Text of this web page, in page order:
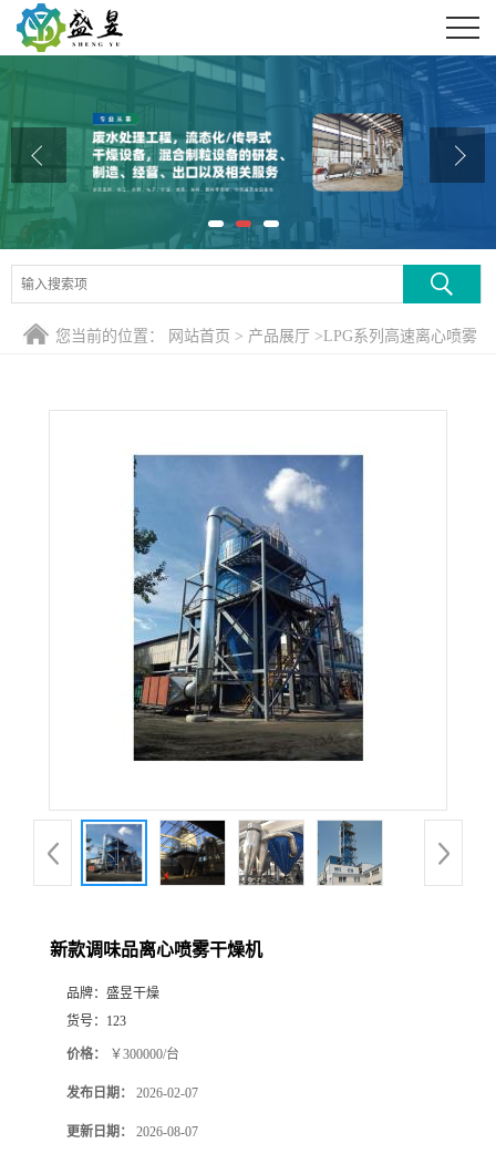
公司介绍
公司动态
产品展厅
证书荣誉
联系方式
您当前的位置： 网站首页 > 产品展厅 >LPG系列高速离心喷雾
新款调味品离心喷雾干燥机
品牌： 盛昱干燥
货号： 123
价格： ￥300000/台
发布日期： 2026-02-07
更新日期： 2026-08-07